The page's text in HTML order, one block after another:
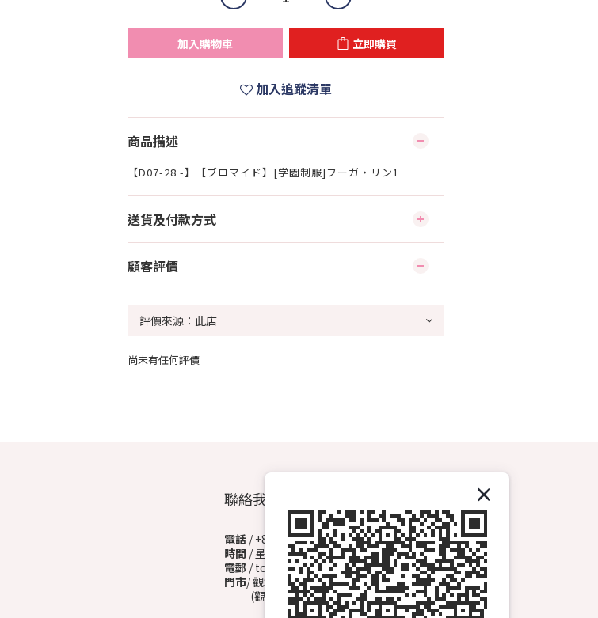
加入購物車 立即購買
加入追蹤清單
商品描述
【D07-28 -】【ブロマイド】[学園制服]フーガ・リン1
送貨及付款方式
顧客評價
尚未有任何評價
聯絡我們
電話 / +852 6572 3153（Whatsapp）
時間 / 星期一至日 13:00-00:00
電郵 / topdrawhkcs@gmail.com
門市/ 觀塘開源道72號溢財中心地下A2舖
(觀塘B1出口, 轉右天橋底)